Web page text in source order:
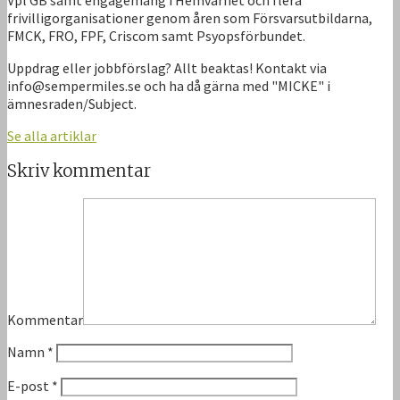
frivilligorganisationer genom åren som Försvarsutbildarna,
FMCK, FRO, FPF, Criscom samt Psyopsförbundet.
Uppdrag eller jobbförslag? Allt beaktas! Kontakt via
info@sempermiles.se och ha då gärna med "MICKE" i
ämnesraden/Subject.
Se alla artiklar
Skriv kommentar
Kommentar
Namn *
E-post *